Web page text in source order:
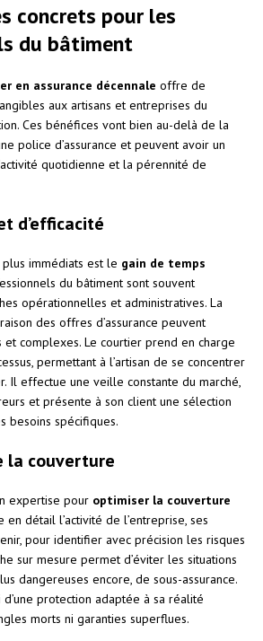
concrets pour les
du bâtiment
en assurance décennale offre de
aux artisans et entreprises du
Ces bénéfices vont bien au-delà de la
police d’assurance et peuvent avoir un
quotidienne et la pérennité de
d’efficacité
plus immédiats est le gain de temps
du bâtiment sont souvent
opérationnelles et administratives. La
des offres d’assurance peuvent
et complexes. Le courtier prend en charge
permettant à l’artisan de se concentrer
Il effectue une veille constante du marché,
et présente à son client une sélection
besoins spécifiques.
la couverture
expertise pour optimiser la couverture
en détail l’activité de l’entreprise, ses
pour identifier avec précision les risques
sur mesure permet d’éviter les situations
dangereuses encore, de sous-assurance.
d’une protection adaptée à sa réalité
morts ni garanties superflues.